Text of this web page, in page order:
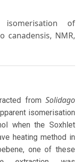
isomerisation of
canadensis, NMR,
from Solidago
isomerisation
when the Soxhlet
heating method in
one of these